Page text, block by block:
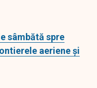
sâmbătă spre
aeriene şi